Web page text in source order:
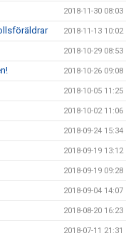
2018-11-30 08:03
2018-11-13 10:02
2018-10-29 08:53
2018-10-26 09:08
2018-10-05 11:25
2018-10-02 11:06
2018-09-24 15:34
2018-09-19 13:12
2018-09-19 09:28
2018-09-04 14:07
2018-08-20 16:23
2018-07-11 21:31